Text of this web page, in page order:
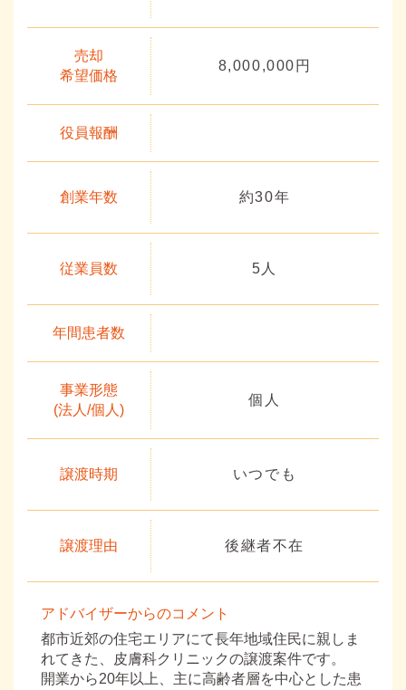
売却
希望価格
8,000,000円
役員報酬
創業年数 約30年
従業員数 5人
年間患者数
事業形態
(法人/個人)
個人
譲渡時期 いつでも
譲渡理由 後継者不在
アドバイザーからのコメント
都市近郊の住宅エリアにて長年地域住民に親しま
れてきた、皮膚科クリニックの譲渡案件です。
開業から20年以上、主に高齢者層を中心とした患